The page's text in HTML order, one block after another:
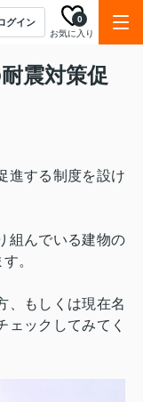
グイン
お気に入り
0
震対策促
進する制度を設け
組んでいる建物の
。
、もしくは現在名
ェックしてみてく